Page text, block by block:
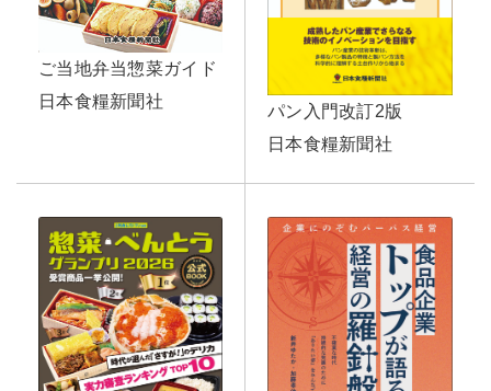
ご当地弁当惣菜ガイド
日本食糧新聞社
パン入門改訂2版
日本食糧新聞社